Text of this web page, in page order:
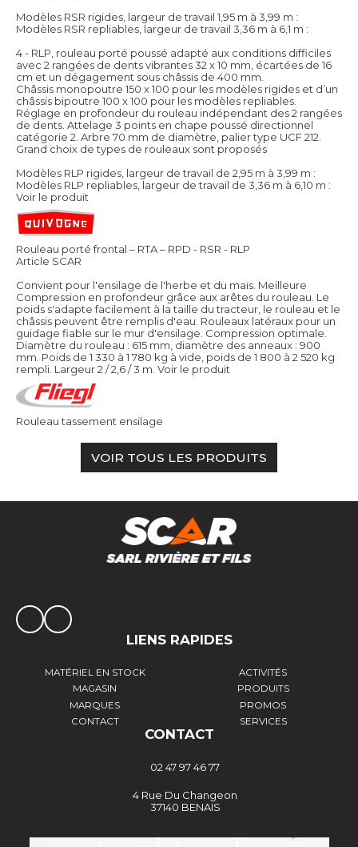
Modèles RSR rigides, largeur de travail 1,95 m à 3,99 m :
Modèles RSR repliables, largeur de travail 3,36 m à 6,1 m :
4 - RLP, rouleau porté poussé adapté aux conditions difficiles
avec 2 rangées de dents vibrantes 32 x 10 mm, écartées de 16
cm et un dégagement sous châssis de 400 mm.
Châssis monopoutre 150 x 100 pour les modèles rigides et d’un
châssis bipoutre 100 x 100 pour les modèles repliables.
Réglage en profondeur du rouleau indépendant des 2 rangées
de dents. Attelage 3 points en chape poussé directionnel
catégorie 2. Arbre 70 mm de diamètre, palier type UCF 212.
Grand choix de types de rouleaux sont proposés
Modèles RLP rigides, largeur de travail de 2,95 m à 3,99 m :
Modèles RLP repliables, largeur de travail de 3,36 m à 6,10 m :
Voir le produit
Rouleau porté frontal – RTA – RPD - RSR - RLP
Article SCAR
Convient pour l'ensilage de l'herbe et du maïs. Meilleure
Compression en profondeur grâce aux arêtes du rouleau. Le
poids s'adapte facilement à la taille du tracteur, le rouleau et le
châssis peuvent être remplis d'eau. Rouleaux latéraux pour un
guidage fiable sur le mur d'ensilage. Compression optimale.
Diamètre du rouleau : 615 mm, diamètre des anneaux : 900
mm. Poids de 1 330 à 1 780 kg à vide, poids de 1 800 à 2 520 kg
rempli. Largeur 2 / 2,6 / 3 m. Voir le produit
Rouleau tassement ensilage
VOIR TOUS LES PRODUITS
LIENS RAPIDES
MATÉRIEL EN STOCK
ACTIVITÉS
MAGASIN
PRODUITS
MARQUES
PROMOS
CONTACT
SERVICES
CONTACT
02 47 97 46 77
4 Rue Du Changeon
37140 BENAIS